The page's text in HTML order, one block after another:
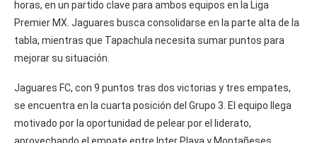
horas, en un partido clave para ambos equipos en la Liga
Premier MX. Jaguares busca consolidarse en la parte alta de la
tabla, mientras que Tapachula necesita sumar puntos para
mejorar su situación.
Jaguares FC, con 9 puntos tras dos victorias y tres empates,
se encuentra en la cuarta posición del Grupo 3. El equipo llega
motivado por la oportunidad de pelear por el liderato,